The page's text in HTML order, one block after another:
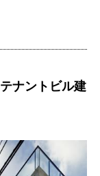
ナントビル建